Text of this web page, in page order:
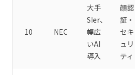
10 NEC
大手
SIer、
幅広
いAI
導入
顔認
証・
セキ
ュリ
ティ